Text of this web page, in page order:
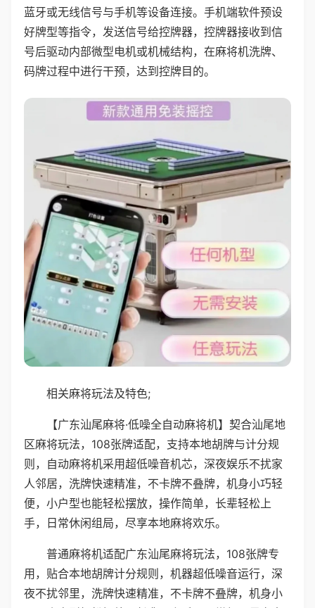
蓝牙或无线信号与手机等设备连接。手机端软件预设
好牌型等指令，发送信号给控牌器，控牌器接收到信
号后驱动内部微型电机或机械结构，在麻将机洗牌、
码牌过程中进行干预，达到控牌目的。
相关麻将玩法及特色;
【广东汕尾麻将·低噪全自动麻将机】契合汕尾地
区麻将玩法，108张牌适配，支持本地胡牌与计分规
则，自动麻将机采用超低噪音机芯，深夜娱乐不扰家
人邻居，洗牌快速精准，不卡牌不叠牌，机身小巧轻
便，小户型也能轻松摆放，操作简单，长辈轻松上
手，日常休闲组局，尽享本地麻将欢乐。
普通麻将机适配广东汕尾麻将玩法，108张牌专
用，贴合本地胡牌计分规则，机器超低噪音运行，深
夜不扰邻里，洗牌快速精准，不卡牌不叠牌，机身小